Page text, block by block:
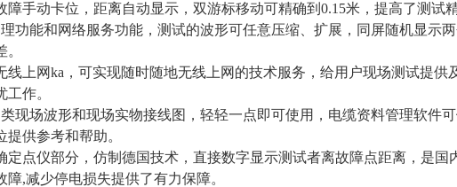
手动卡位，距离自动显示，双游标移动可精确到0.15米，提高了测试精
功能和网络服务功能，测试的波形可任意压缩、扩展，同屏随机显示
上网ka，可实现随时随地无线上网的技术服务，给用户现场测试提供
作。
现场波形和现场实物接线图，轻轻一点即可使用，电缆资料管理软件
提供参考和帮助。
点仪部分，仿制德国技术，直接数字显示测试者离故障点距离，是国
障,减少停电损失提供了有力保障。